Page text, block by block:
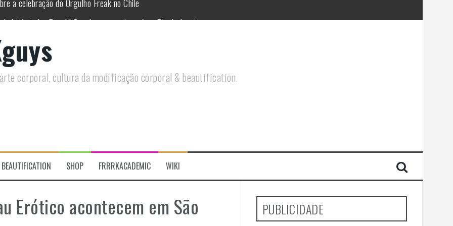
historiador Ronald Canabarro acontecerá no Rio de Janeiro
em Agosto e discutirá questões LGBTQIAPN+ e Modificações Corporais
modificações corporais e anarquia em encontro online
saiba como você pode ajudar duas ações que estão a ocorrer
a celebração do Orgulho Freak no Chile
corporal, cultura da modificação corporal & beautification.
BEAUTIFICATION SHOP FRRRKACADEMIC WIKI
Erótico acontecem em São PUBLICIDADE